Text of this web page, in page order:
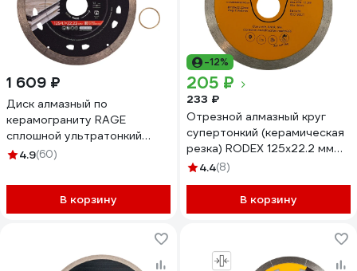
1 609 ₽
Диск алмазный по
керамограниту RAGE
сплошной ультратонкий
NON-STOP CUT 125 мм
4.9(60)
В корзину
-12%
205 ₽
233 ₽
Отрезной алмазный круг
супертонкий (керамическая
резка) RODEX 125х22.2 мм
RRD125
4.4(8)
В корзину